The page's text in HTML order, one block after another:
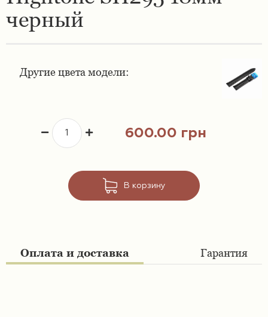
Ремешки 19 мм
Ремешки 21 мм
Ремешки 23 мм
Ремешки 26 мм
Ремешки для часов Swatch
Ремешки для часов Ulysse Nardin
черный
Другие цвета модели:
600.00 грн
В корзину
Оплата и доставка Гарантия